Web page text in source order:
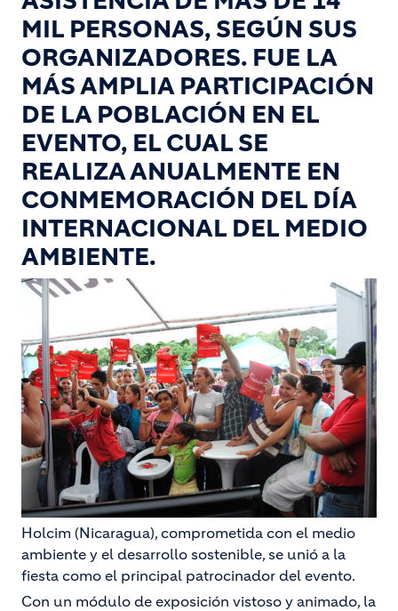
MIL PERSONAS, SEGÚN SUS
ORGANIZADORES. FUE LA
MÁS AMPLIA PARTICIPACIÓN
DE LA POBLACIÓN EN EL
EVENTO, EL CUAL SE
REALIZA ANUALMENTE EN
CONMEMORACIÓN DEL DÍA
INTERNACIONAL DEL MEDIO
AMBIENTE.
Holcim (Nicaragua), comprometida con el medio
ambiente y el desarrollo sostenible, se unió a la
fiesta como el principal patrocinador del evento.
Con un módulo de exposición vistoso y animado, la